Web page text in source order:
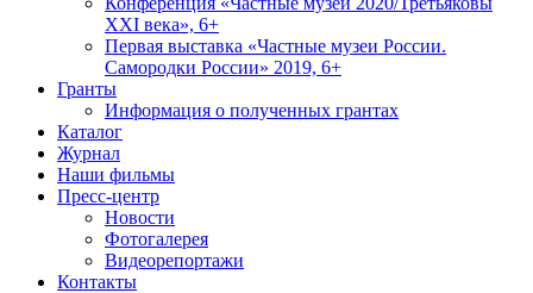
XXI века», 6+
Первая выставка «Частные музеи России.
Самородки России» 2019, 6+
Гранты
Информация о полученных грантах
Каталог
Журнал
Наши фильмы
Пресс-центр
Новости
Фотогалерея
Видеорепортажи
Контакты